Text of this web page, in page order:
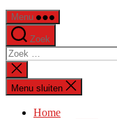
Menu
Zoek
Zoeken
naar:
Zoeken
sluiten
Menu sluiten
Home